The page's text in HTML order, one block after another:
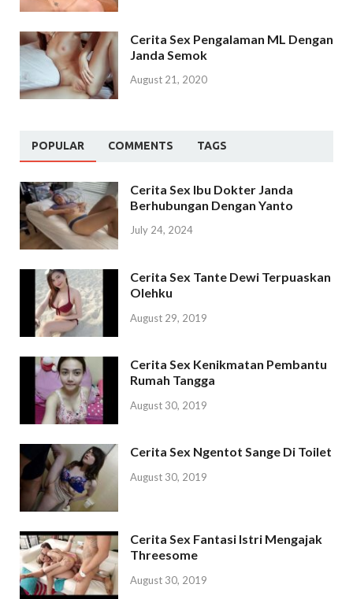
Cerita Sex Pengalaman ML Dengan
Janda Semok
August 21, 2020
POPULAR COMMENTS TAGS
Cerita Sex Ibu Dokter Janda
Berhubungan Dengan Yanto
July 24, 2024
Cerita Sex Tante Dewi Terpuaskan
Olehku
August 29, 2019
Cerita Sex Kenikmatan Pembantu
Rumah Tangga
August 30, 2019
Cerita Sex Ngentot Sange Di Toilet
August 30, 2019
Cerita Sex Fantasi Istri Mengajak
Threesome
August 30, 2019